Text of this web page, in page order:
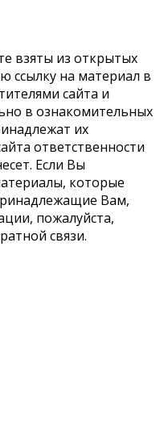
взяты из открытых
ссылку на материал в
сайта и
в ознакомительных
их
ответственности
Если Вы
которые
Вам,
пожалуйста,
связи.